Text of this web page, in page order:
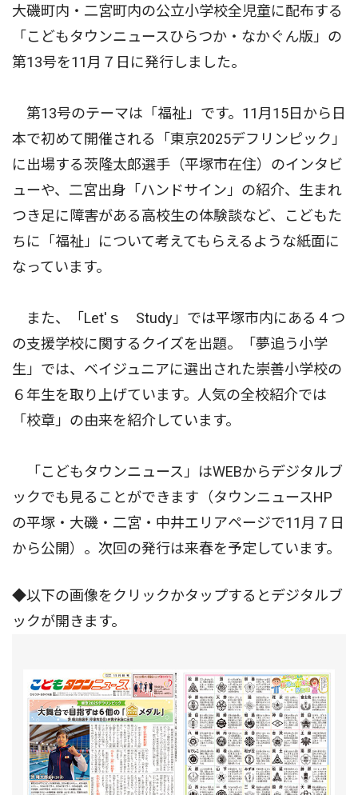
大磯町内・二宮町内の公立小学校全児童に配布する
「こどもタウンニュースひらつか・なかぐん版」の
第13号を11月７日に発行しました。
第13号のテーマは「福祉」です。11月15日から日
本で初めて開催される「東京2025デフリンピック」
に出場する茨隆太郎選手（平塚市在住）のインタビ
ューや、二宮出身「ハンドサイン」の紹介、生まれ
つき足に障害がある高校生の体験談など、こどもた
ちに「福祉」について考えてもらえるような紙面に
なっています。
また、「Let′ｓ Study」では平塚市内にある４つ
の支援学校に関するクイズを出題。「夢追う小学
生」では、ベイジュニアに選出された崇善小学校の
６年生を取り上げています。人気の全校紹介では
「校章」の由来を紹介しています。
「こどもタウンニュース」はWEBからデジタルブ
ックでも見ることができます（タウンニュースHP
の平塚・大磯・二宮・中井エリアページで11月７日
から公開）。次回の発行は来春を予定しています。
◆以下の画像をクリックかタップするとデジタルブ
ックが開きます。